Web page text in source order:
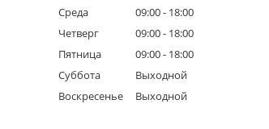
Среда
09:00
18:00
Четверг
09:00
18:00
Пятница
09:00
18:00
Суббота
Выходной
Воскресенье
Выходной